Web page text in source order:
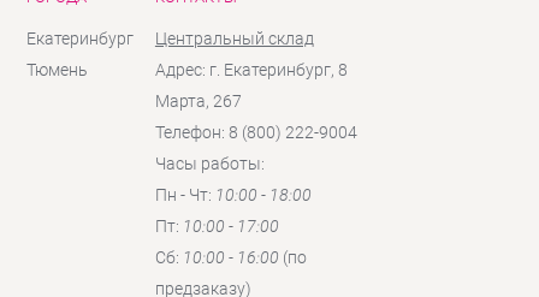
Екатеринбург
Тюмень
Центральный склад
Адрес: г. Екатеринбург, 8
Марта, 267
Телефон: 8 (800) 222-9004
Часы работы:
Пн - Чт: 10:00 - 18:00
Пт: 10:00 - 17:00
Сб: 10:00 - 16:00 (по
предзаказу)